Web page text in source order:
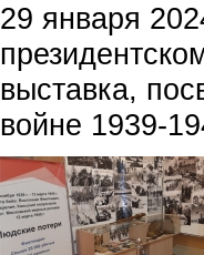
29 января
выставка,
войне 1939-